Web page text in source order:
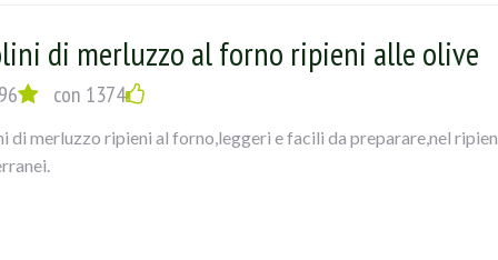
di merluzzo al forno ripieni alle olive
con 1374
di merluzzo ripieni al forno,leggeri e facili da preparare,nel